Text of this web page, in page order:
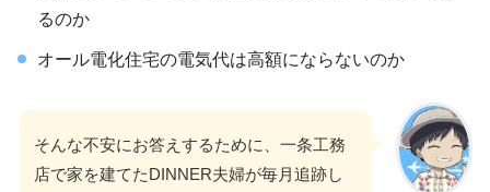
るのか
オール電化住宅の電気代は高額にならないのか
そんな不安にお答えするために、一条工務
店で家を建てたDINNER夫婦が毎月追跡し